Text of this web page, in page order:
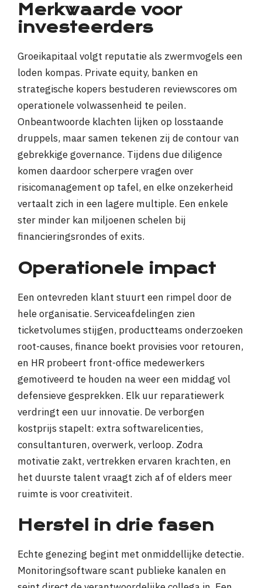
Merkwaarde voor
investeerders
Groeikapitaal volgt reputatie als zwermvogels een
loden kompas. Private equity, banken en
strategische kopers bestuderen reviewscores om
operationele volwassenheid te peilen.
Onbeantwoorde klachten lijken op losstaande
druppels, maar samen tekenen zij de contour van
gebrekkige governance. Tijdens due diligence
komen daardoor scherpere vragen over
risicomanagement op tafel, en elke onzekerheid
vertaalt zich in een lagere multiple. Een enkele
ster minder kan miljoenen schelen bij
financieringsrondes of exits.
Operationele impact
Een ontevreden klant stuurt een rimpel door de
hele organisatie. Serviceafdelingen zien
ticketvolumes stijgen, productteams onderzoeken
root-causes, finance boekt provisies voor retouren,
en HR probeert front-office medewerkers
gemotiveerd te houden na weer een middag vol
defensieve gesprekken. Elk uur reparatiewerk
verdringt een uur innovatie. De verborgen
kostprijs stapelt: extra softwarelicenties,
consultanturen, overwerk, verloop. Zodra
motivatie zakt, vertrekken ervaren krachten, en
het duurste talent vraagt zich af of elders meer
ruimte is voor creativiteit.
Herstel in drie fasen
Echte genezing begint met onmiddellijke detectie.
Monitoringsoftware scant publieke kanalen en